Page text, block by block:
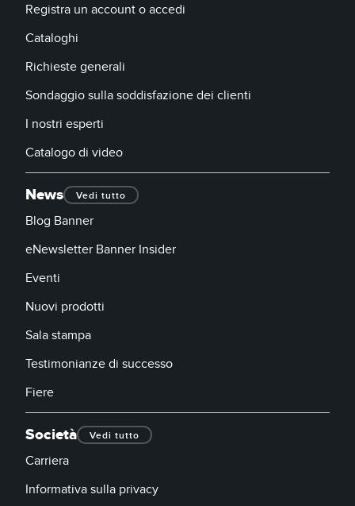
Registra un account o accedi
Cataloghi
Richieste generali
Sondaggio sulla soddisfazione dei clienti
I nostri esperti
Catalogo di video
News Vedi tutto
Blog Banner
eNewsletter Banner Insider
Eventi
Nuovi prodotti
Sala stampa
Testimonianze di successo
Fiere
Società Vedi tutto
Carriera
Informativa sulla privacy